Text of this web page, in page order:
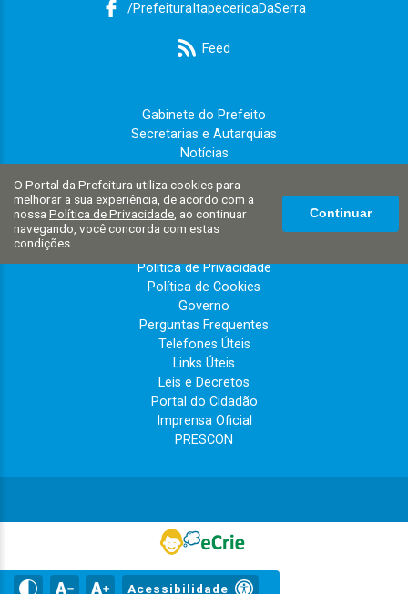
Acessibilidade
/PrefeituraItapecericaDaSerra
Feed
Gabinete do Prefeito
Secretarias e Autarquias
Notícias
Galeria de Vídeos
Galeria de Fotos
Eventos
Política de Privacidade
Política de Cookies
Governo
Perguntas Frequentes
Telefones Úteis
Links Úteis
Leis e Decretos
Portal do Cidadão
Imprensa Oficial
PRESCON
O Portal da Prefeitura utiliza cookies para
melhorar a sua experiência, de acordo com a
nossa Política de Privacidade , ao continuar
navegando, você concorda com estas
condições.
Continuar